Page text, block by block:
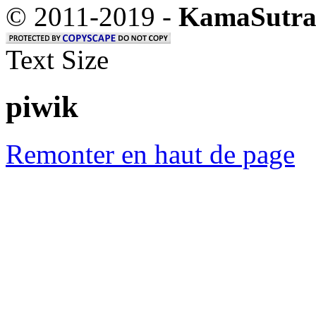
© 2011-2019 -
Text Size
piwik
Remonter en haut de page